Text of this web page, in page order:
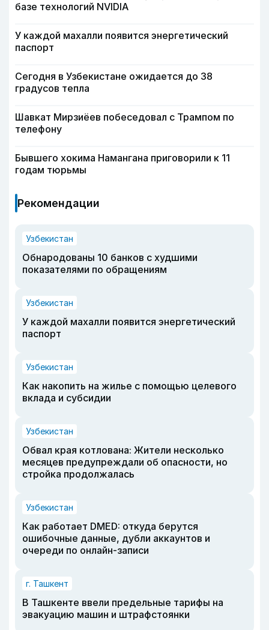
базе технологий NVIDIA
У каждой махалли появится энергетический
паспорт
Сегодня в Узбекистане ожидается до 38
градусов тепла
Шавкат Мирзиёев побеседовал с Трампом по
телефону
Бывшего хокима Намангана приговорили к 11
годам тюрьмы
Рекомендации
Узбекистан
Обнародованы 10 банков с худшими
показателями по обращениям
Узбекистан
У каждой махалли появится энергетический
паспорт
Узбекистан
Как накопить на жилье с помощью целевого
вклада и субсидии
Узбекистан
Обвал края котлована: Жители несколько
месяцев предупреждали об опасности, но
стройка продолжалась
Узбекистан
Как работает DMED: откуда берутся
ошибочные данные, дубли аккаунтов и
очереди по онлайн-записи
г. Ташкент
В Ташкенте ввели предельные тарифы на
эвакуацию машин и штрафстоянки